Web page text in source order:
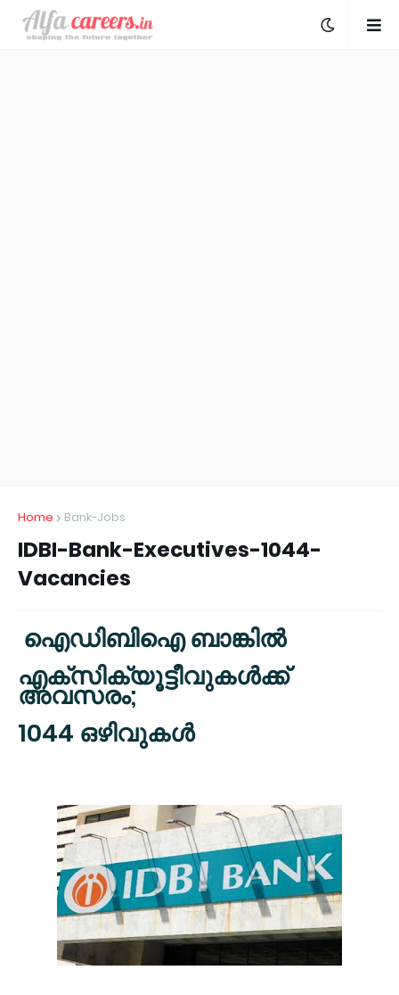
Home Bank-Jobs
IDBI-Bank-Executives-1044-
Vacancies
ഐഡിബിഐ ബാങ്കില്‍
എക്‌സിക്യൂട്ടീവുകള്‍ക്ക്
അവസരം;
1044 ഒഴിവുകള്‍